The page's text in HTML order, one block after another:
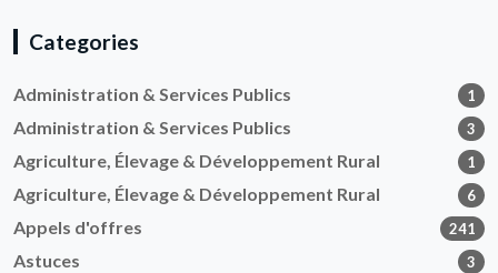
Categories
Administration & Services Publics 1
Administration & Services Publics 3
Agriculture, Élevage & Développement Rural 1
Agriculture, Élevage & Développement Rural 6
Appels d'offres 241
Astuces 3